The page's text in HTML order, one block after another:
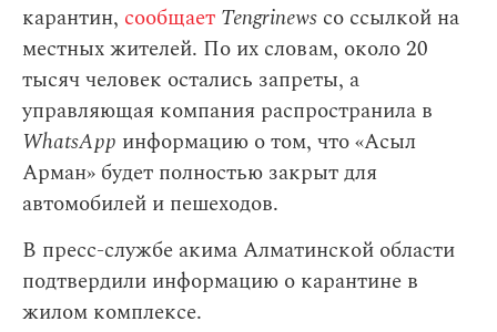
карантин, сообщает Tengrinews со ссылкой на
местных жителей. По их словам, около 20
тысяч человек остались запреты, а
управляющая компания распространила в
WhatsApp информацию о том, что «Асыл
Арман» будет полностью закрыт для
автомобилей и пешеходов.
В пресс-службе акима Алматинской области
подтвердили информацию о карантине в
жилом комплексе.